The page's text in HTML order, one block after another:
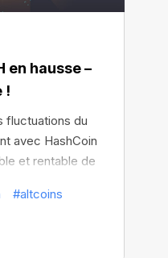
en hausse –
!
fluctuations du
avec HashCoin
et rentable de
#altcoins